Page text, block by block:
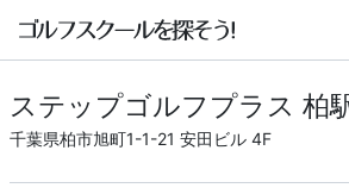
ステップゴルフプラス 柏
千葉県柏市旭町1-1-21 安田ビル 4F